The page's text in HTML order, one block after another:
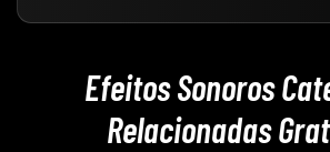
Efeitos Sonoros
Relacionadas